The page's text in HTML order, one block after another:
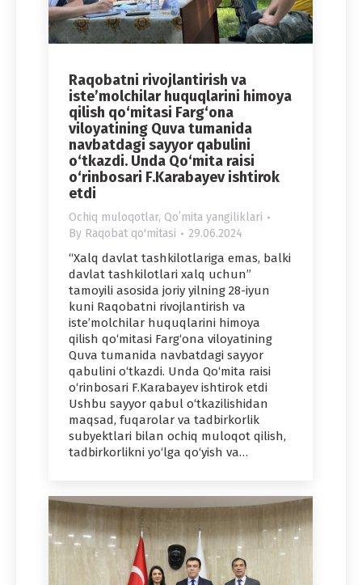
Raqobatni rivojlantirish va
iste’molchilar huquqlarini himoya
qilish qo‘mitasi Farg‘ona
viloyatining Quva tumanida
navbatdagi sayyor qabulini
o‘tkazdi. Unda Qo‘mita raisi
o‘rinbosari F.Karabayev ishtirok
etdi
Ochiq muloqotlar, Qoʻmita yangiliklari
By Raqobat qo'mitasi 29.06.2024
“Xalq davlat tashkilotlariga emas, balki
davlat tashkilotlari xalq uchun”
tamoyili asosida joriy yilning 28-iyun
kuni Raqobatni rivojlantirish va
iste’molchilar huquqlarini himoya
qilish qo‘mitasi Farg‘ona viloyatining
Quva tumanida navbatdagi sayyor
qabulini o‘tkazdi. Unda Qo‘mita raisi
o‘rinbosari F.Karabayev ishtirok etdi
Ushbu sayyor qabul o‘tkazilishidan
maqsad, fuqarolar va tadbirkorlik
subyektlari bilan ochiq muloqot qilish,
tadbirkorlikni yo‘lga qo‘yish va…